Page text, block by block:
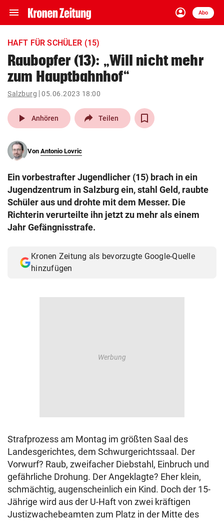
menu Navigation
ein-/ausklappen
account_circle
Anmelden
Abo
close Schließen
account_circle Anmelden
pin_drop
Wien arrow_right
search
eingeben
© Krone Multimedia GmbH & Co KG 2026
HAFT FÜR SCHÜLER (15)
Raubopfer (13): „Will nicht mehr
zum Hauptbahnhof“
Salzburg 05.06.2023 18:00
play_arrow Anhören Teilen
Von Antonio Lovric
Ein vorbestrafter Jugendlicher (15) brach in ein
Jugendzentrum in Salzburg ein, stahl Geld, raubte
Schüler aus und drohte mit dem Messer. Die
Richterin verurteilte ihn jetzt zu mehr als einem
Jahr Gefängnisstrafe.
Kronen Zeitung als bevorzugte Google-Quelle
hinzufügen
Strafprozess am Montag im größten Saal des
Landesgerichtes, dem Schwurgerichtssaal. Der
Vorwurf? Raub, zweifacher Diebstahl, Einbruch und
gefährliche Drohung. Der Angeklagte? Eher klein,
schmächtig, augenscheinlich ein Kind. Doch der 15-
Jährige wird aus der U-Haft von zwei kräftigen
Justizwachebeamten zum Platz in der Mitte des